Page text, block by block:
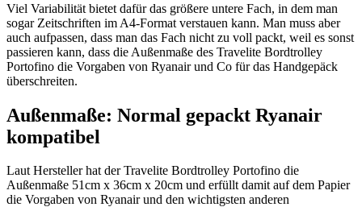
Viel Variabilität bietet dafür das größere untere Fach, in dem man
sogar Zeitschriften im A4-Format verstauen kann. Man muss aber
auch aufpassen, dass man das Fach nicht zu voll packt, weil es sonst
passieren kann, dass die Außenmaße des Travelite Bordtrolley
Portofino die Vorgaben von Ryanair und Co für das Handgepäck
überschreiten.
Außenmaße: Normal gepackt Ryanair
kompatibel
Laut Hersteller hat der Travelite Bordtrolley Portofino die
Außenmaße 51cm x 36cm x 20cm und erfüllt damit auf dem Papier
die Vorgaben von Ryanair und den wichtigsten anderen